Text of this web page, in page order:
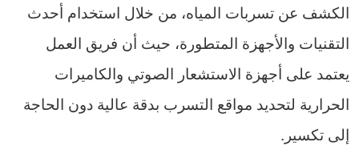
الكشف عن تسربات المياه، من خلال استخدام أحدث
التقنيات والأجهزة المتطورة، حيث أن فريق العمل
يعتمد على أجهزة الاستشعار الصوتي والكاميرات
الحرارية لتحديد مواقع التسرب بدقة عالية دون الحاجة
إلى تكسير.